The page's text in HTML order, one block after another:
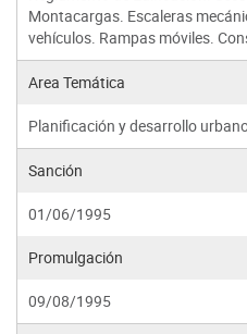
Montacargas. Escaleras
vehículos. Rampas móviles.
Area Temática
Planificación y desarrollo
Sanción
01/06/1995
Promulgación
09/08/1995